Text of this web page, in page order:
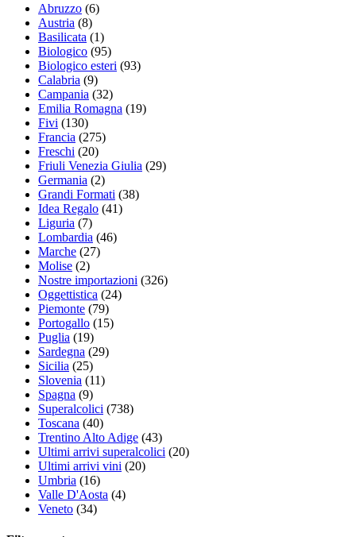
Abruzzo (6)
Austria (8)
Basilicata (1)
Biologico (95)
Biologico esteri (93)
Calabria (9)
Campania (32)
Emilia Romagna (19)
Fivi (130)
Francia (275)
Freschi (20)
Friuli Venezia Giulia (29)
Germania (2)
Grandi Formati (38)
Idea Regalo (41)
Liguria (7)
Lombardia (46)
Marche (27)
Molise (2)
Nostre importazioni (326)
Oggettistica (24)
Piemonte (79)
Portogallo (15)
Puglia (19)
Sardegna (29)
Sicilia (25)
Slovenia (11)
Spagna (9)
Superalcolici (738)
Toscana (40)
Trentino Alto Adige (43)
Ultimi arrivi superalcolici (20)
Ultimi arrivi vini (20)
Umbria (16)
Valle D'Aosta (4)
Veneto (34)